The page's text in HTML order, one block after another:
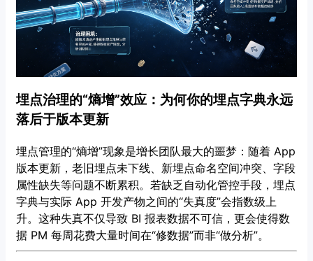
埋点治理的“熵增”效应：为何你的埋点字典永远
落后于版本更新
埋点管理的“熵增”现象是增长团队最大的噩梦：随着 App
版本更新，老旧埋点未下线、新埋点命名空间冲突、字段
属性缺失等问题不断累积。若缺乏自动化管控手段，埋点
字典与实际 App 开发产物之间的“失真度”会指数级上
升。这种失真不仅导致 BI 报表数据不可信，更会使得数
据 PM 每周花费大量时间在“修数据”而非“做分析”。